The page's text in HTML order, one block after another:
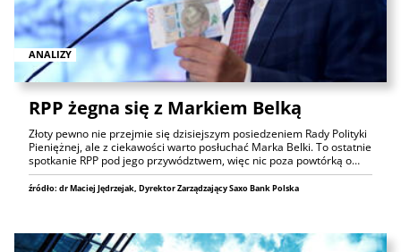
ANALIZY
RPP żegna się z Markiem Belką
Złoty pewno nie przejmie się dzisiejszym posiedzeniem Rady Polityki
Pieniężnej, ale z ciekawości warto posłuchać Marka Belki. To ostatnie
spotkanie RPP pod jego przywództwem, więc nic poza powtórką o…
źródło: dr Maciej Jędrzejak, Dyrektor Zarządzający Saxo Bank Polska